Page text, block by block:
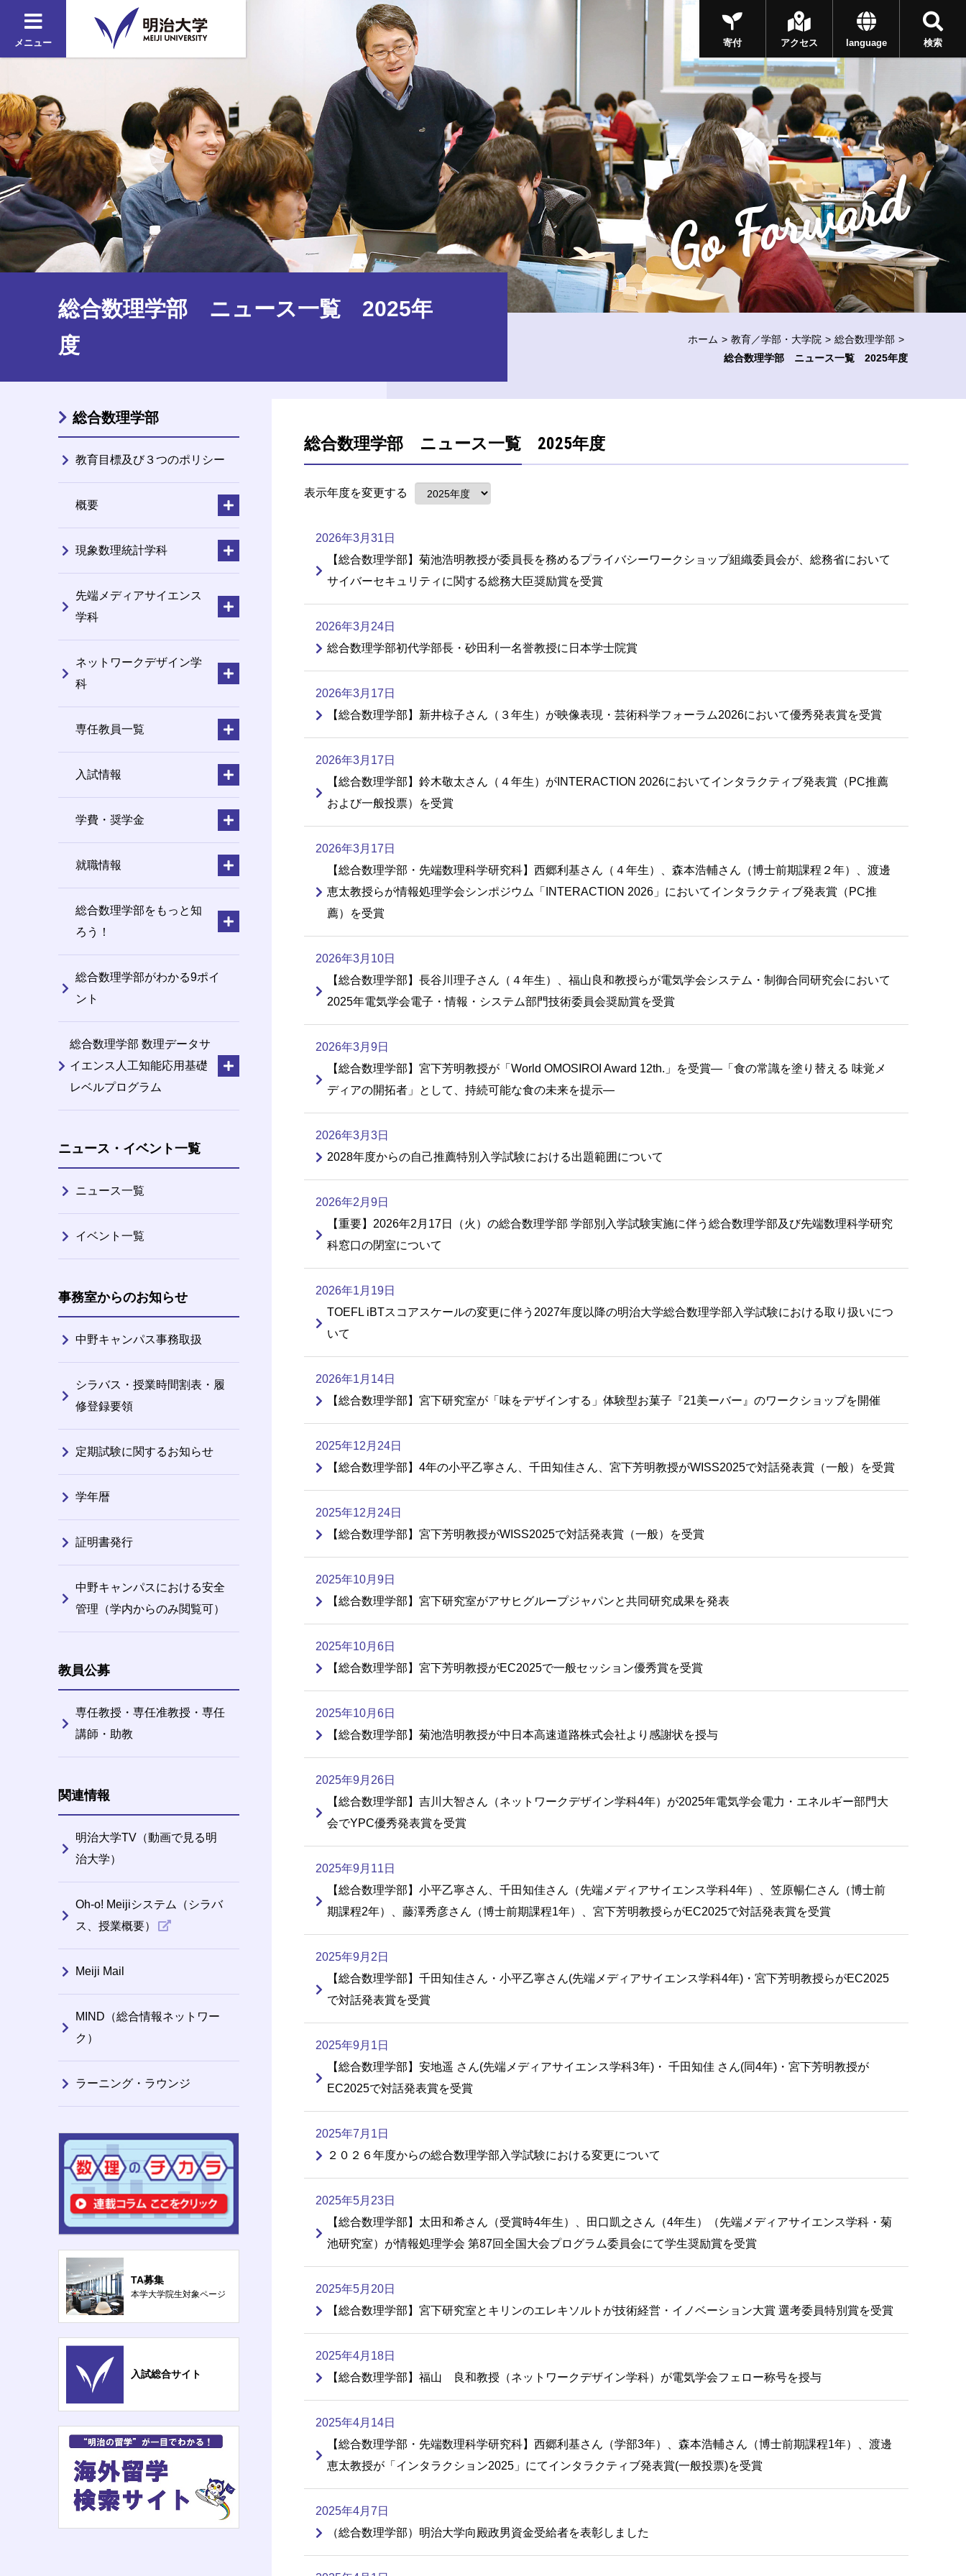
メニュー 検索
language
アクセス
寄付
Go Forward
総合数理学部 ニュース一覧 2025年
度
ホーム 教育／学部・大学院
総合数理学部
総合数理学部 ニュース一覧 2025年度
総合数理学部 ニュース一覧 2025年度
表示年度を変更する
2026年3月31日
【総合数理学部】菊池浩明教授が委員長を務めるプライバシーワークショップ組織委員会が、総務省において
サイバーセキュリティに関する総務大臣奨励賞を受賞
2026年3月24日
総合数理学部初代学部長・砂田利一名誉教授に日本学士院賞
2026年3月17日
【総合数理学部】新井椋子さん（３年生）が映像表現・芸術科学フォーラム2026において優秀発表賞を受賞
2026年3月17日
【総合数理学部】鈴木敬太さん（４年生）がINTERACTION 2026においてインタラクティブ発表賞（PC推薦
および一般投票）を受賞
2026年3月17日
【総合数理学部・先端数理科学研究科】西郷利基さん（４年生）、森本浩輔さん（博士前期課程２年）、渡邊
恵太教授らが情報処理学会シンポジウム「INTERACTION 2026」においてインタラクティブ発表賞（PC推
薦）を受賞
2026年3月10日
【総合数理学部】長谷川理子さん（４年生）、福山良和教授らが電気学会システム・制御合同研究会において
2025年電気学会電子・情報・システム部門技術委員会奨励賞を受賞
2026年3月9日
【総合数理学部】宮下芳明教授が「World OMOSIROI Award 12th.」を受賞—「食の常識を塗り替える 味覚メ
ディアの開拓者」として、持続可能な食の未来を提示—
2026年3月3日
2028年度からの自己推薦特別入学試験における出題範囲について
2026年2月9日
【重要】2026年2月17日（火）の総合数理学部 学部別入学試験実施に伴う総合数理学部及び先端数理科学研究
科窓口の閉室について
2026年1月19日
TOEFL iBTスコアスケールの変更に伴う2027年度以降の明治大学総合数理学部入学試験における取り扱いにつ
いて
2026年1月14日
【総合数理学部】宮下研究室が「味をデザインする」体験型お菓子『21美ーバー』のワークショップを開催
2025年12月24日
【総合数理学部】4年の小平乙寧さん、千田知佳さん、宮下芳明教授がWISS2025で対話発表賞（一般）を受賞
2025年12月24日
【総合数理学部】宮下芳明教授がWISS2025で対話発表賞（一般）を受賞
2025年10月9日
【総合数理学部】宮下研究室がアサヒグループジャパンと共同研究成果を発表
2025年10月6日
【総合数理学部】宮下芳明教授がEC2025で一般セッション優秀賞を受賞
2025年10月6日
【総合数理学部】菊池浩明教授が中日本高速道路株式会社より感謝状を授与
2025年9月26日
【総合数理学部】吉川大智さん（ネットワークデザイン学科4年）が2025年電気学会電力・エネルギー部門大
会でYPC優秀発表賞を受賞
2025年9月11日
【総合数理学部】小平乙寧さん、千田知佳さん（先端メディアサイエンス学科4年）、笠原暢仁さん（博士前
期課程2年）、藤澤秀彦さん（博士前期課程1年）、宮下芳明教授らがEC2025で対話発表賞を受賞
2025年9月2日
【総合数理学部】千田知佳さん・小平乙寧さん(先端メディアサイエンス学科4年)・宮下芳明教授らがEC2025
で対話発表賞を受賞
2025年9月1日
【総合数理学部】安地遥 さん(先端メディアサイエンス学科3年)・ 千田知佳 さん(同4年)・宮下芳明教授が
EC2025で対話発表賞を受賞
2025年7月1日
２０２６年度からの総合数理学部入学試験における変更について
2025年5月23日
【総合数理学部】太田和希さん（受賞時4年生）、田口凱之さん（4年生）（先端メディアサイエンス学科・菊
池研究室）が情報処理学会 第87回全国大会プログラム委員会にて学生奨励賞を受賞
2025年5月20日
【総合数理学部】宮下研究室とキリンのエレキソルトが技術経営・イノベーション大賞 選考委員特別賞を受賞
2025年4月18日
【総合数理学部】福山 良和教授（ネットワークデザイン学科）が電気学会フェロー称号を授与
2025年4月14日
【総合数理学部・先端数理科学研究科】西郷利基さん（学部3年）、森本浩輔さん（博士前期課程1年）、渡邊
恵太教授が「インタラクション2025」にてインタラクティブ発表賞(一般投票)を受賞
2025年4月7日
（総合数理学部）明治大学向殿政男資金受給者を表彰しました
総合数理学部
教育目標及び３つのポリシー
概要
現象数理統計学科
先端メディアサイエンス
学科
ネットワークデザイン学
科
専任教員一覧
入試情報
学費・奨学金
就職情報
総合数理学部をもっと知
ろう！
総合数理学部がわかる9ポイ
ント
総合数理学部 数理データサ
イエンス人工知能応用基礎
レベルプログラム
ニュース・イベント一覧
ニュース一覧
イベント一覧
事務室からのお知らせ
中野キャンパス事務取扱
シラバス・授業時間割表・履
修登録要領
定期試験に関するお知らせ
学年暦
証明書発行
中野キャンパスにおける安全
管理（学内からのみ閲覧可）
教員公募
専任教授・専任准教授・専任
講師・助教
関連情報
明治大学TV（動画で見る明
治大学）
Oh-o! Meijiシステム（シラバ
ス、授業概要）
Meiji Mail
MIND（総合情報ネットワー
ク）
ラーニング・ラウンジ
TA募集
本学大学院生対象ページ
入試総合サイト